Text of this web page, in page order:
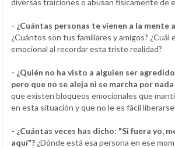
- ¿Cuántas personas te vienen a la mente
¿Cuántos son tus familiares y amigos? ¿Cuál
emocional al recordar esta triste realidad?
- ¿Quién no ha visto a alguien ser
pero que no se aleja ni se marcha por
que existen bloqueos emocionales que
en esta situación y que no le es fácil
- ¿Cuántas veces has dicho: "Si fuera yo,
aquí"? ¿Dónde está esa persona en ese